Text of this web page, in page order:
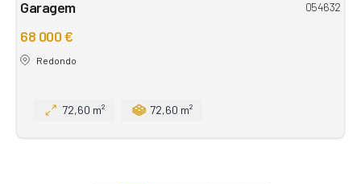
Garagem 054632
68 000 €
Redondo
72,60 m² 72,60 m²